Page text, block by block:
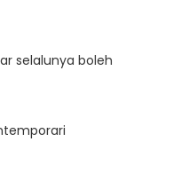
selalunya boleh